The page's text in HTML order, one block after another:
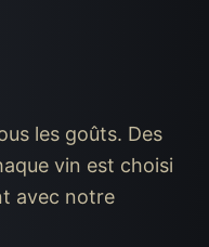
les goûts. Des
vin est choisi
avec notre